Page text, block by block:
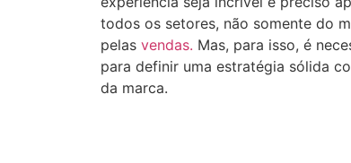
todos os setores, não somente do
pelas vendas. Mas, para isso, é
para definir uma estratégia sólida
da marca.